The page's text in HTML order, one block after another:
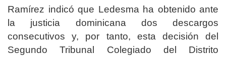
Ramírez indicó que Ledesma ha obtenido ante
la justicia dominicana dos descargos
consecutivos y, por tanto, esta decisión del
Segundo Tribunal Colegiado del Distrito